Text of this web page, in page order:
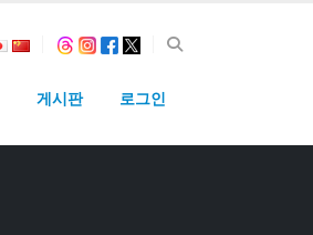
게시판 로그인